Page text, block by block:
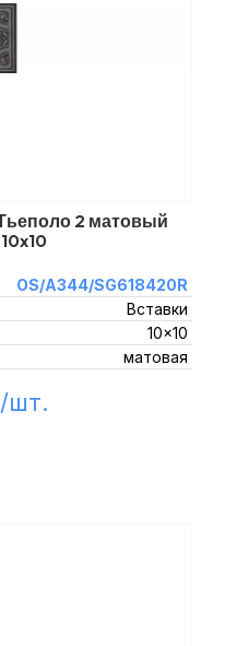
2 матовый
OS/A344/SG618420R
Вставки
10x10
матовая
шт.